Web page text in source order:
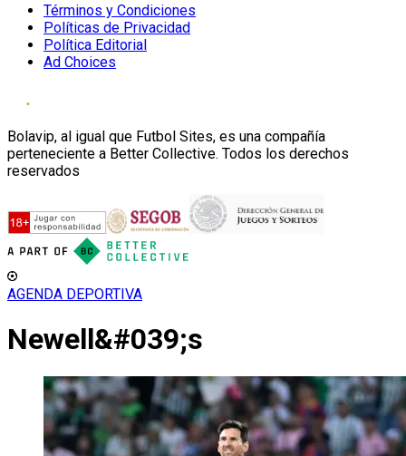
Términos y Condiciones
Políticas de Privacidad
Política Editorial
Ad Choices
Bolavip, al igual que Futbol Sites, es una compañía
perteneciente a Better Collective. Todos los derechos
reservados
AGENDA DEPORTIVA
Newell&#039;s